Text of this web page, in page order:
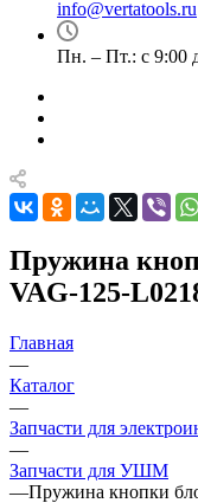
info@vertatools.ru
Пн. – Пт.: с 9:00
Пружина
VAG-125-
Главная
—
Каталог
—
Запчасти для
—
Запчасти для УШМ
—Пружина кнопки